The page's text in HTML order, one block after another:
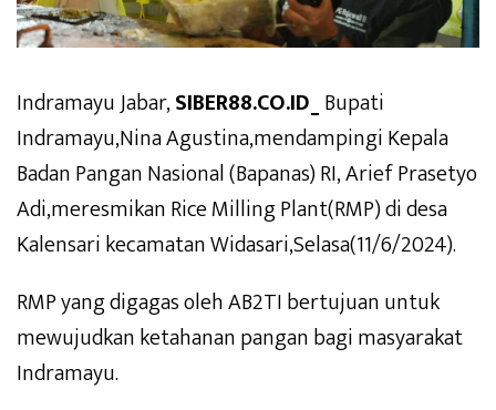
Indramayu Jabar,SIBER88.CO.ID_ Bupati
Indramayu,Nina Agustina,mendampingi Kepala
Badan Pangan Nasional (Bapanas) RI, Arief Prasetyo
Adi,meresmikan Rice Milling Plant(RMP) di desa
Kalensari kecamatan Widasari,Selasa(11/6/2024).
RMP yang digagas oleh AB2TI bertujuan untuk
mewujudkan ketahanan pangan bagi masyarakat
Indramayu.